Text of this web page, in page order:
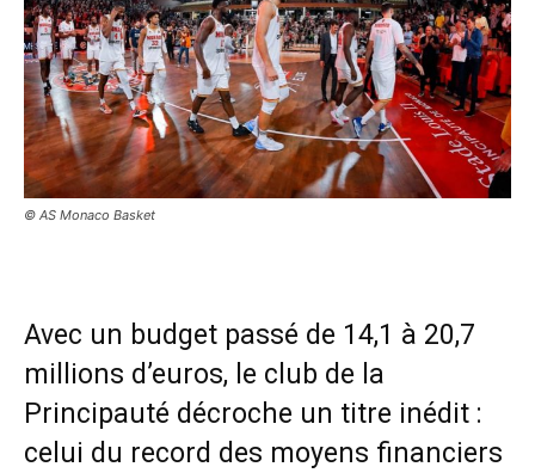
© AS Monaco Basket
Avec un budget passé de 14,1 à 20,7
millions d’euros, le club de la
Principauté décroche un titre inédit :
celui du record des moyens financiers